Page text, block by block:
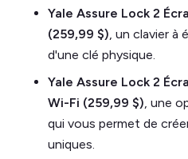
Yale Assure Lock 2
(259,99 $) , un clavier
d'une clé physique.
Yale Assure Lock 2
Wi-Fi (259,99 $) , une
qui vous permet de
uniques.